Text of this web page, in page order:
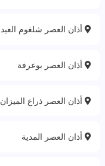
أذان العصر شلغوم العيد
أذان العصر بوعرفة
أذان العصر ذراع الميزان
أذان العصر المدية‎